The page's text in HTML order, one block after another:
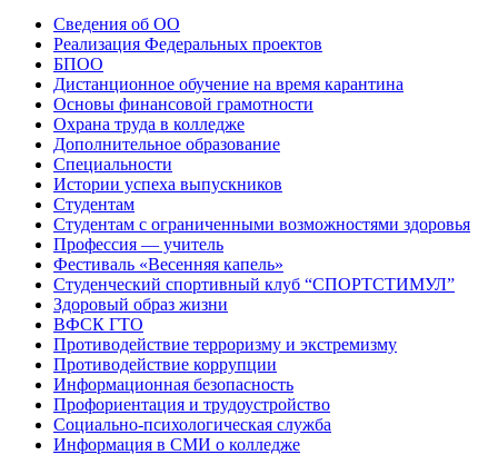
Сведения об ОО
Реализация Федеральных проектов
БПОО
Дистанционное обучение на время карантина
Основы финансовой грамотности
Охрана труда в колледже
Дополнительное образование
Специальности
Истории успеха выпускников
Студентам
Студентам с ограниченными возможностями здоровья
Профессия — учитель
Фестиваль «Весенняя капель»
Студенческий спортивный клуб “СПОРТСТИМУЛ”
Здоровый образ жизни
ВФСК ГТО
Противодействие терроризму и экстремизму
Противодействие коррупции
Информационная безопасность
Профориентация и трудоустройство
Социально-психологическая служба
Информация в СМИ о колледже